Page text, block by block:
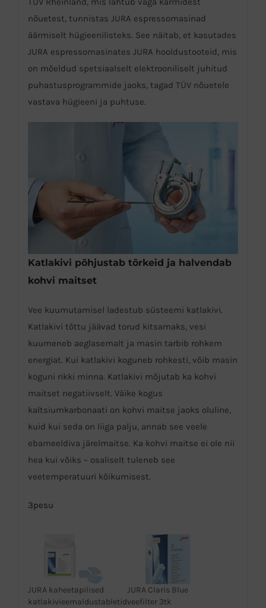
nõuetest, tunnistas JURA espressomasinad
äärmiselt hügieenilisteks. See näitab, et kasutades
JURA espressomasinates JURA hooldustooteid, mis
on mõeldud spetsiaalselt elektrooniliselt juhitud
puhastusprogrammide jaoks, tagad TÜV nõuetele
vastava hügieeni ja puhtuse.
Katlakivi põhjustab tõrkeid ja halvendab
kohvi maitset
Vee kuumutamisel ladestub süsteemi katlakivi.
Katlakivi tõttu jäävad torud kitsamaks, vesi
kuumeneb aeglasemalt ja masin tarbib rohkem
energiat. Kui katlakivi koguneb rohkesti, võib masin
koguni rikki minna. Katlakivi mõjutab ka kohvi
maitset negatiivselt. Väike kogus
kaltsiumkarbonaati on kohvi maitse jaoks oluline,
kuid kui seda on liiga palju, annab see veele
ebameeldiva järelmaitse. Ka kohvi maitse ei ole nii
hea kui võiks – osaliselt tuleneb see
veetemperatuuri kõikumisest.
3pesu
JURA kaheetapilised
katlakivieemaldustabletid
JURA Claris Blue
veefilter 3tk